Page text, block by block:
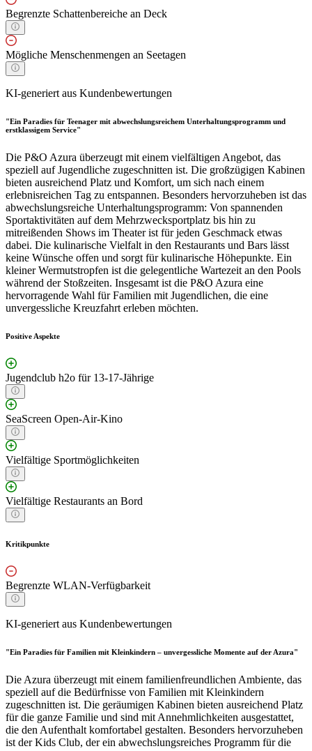
Begrenzte Schattenbereiche an Deck
Mögliche Menschenmengen an Seetagen
KI-generiert aus Kundenbewertungen
"Ein Paradies für Teenager mit abwechslungsreichem Unterhaltungsprogramm und
erstklassigem Service"
Die P&O Azura überzeugt mit einem vielfältigen Angebot, das
speziell auf Jugendliche zugeschnitten ist. Die großzügigen Kabinen
bieten ausreichend Platz und Komfort, um sich nach einem
erlebnisreichen Tag zu entspannen. Besonders hervorzuheben ist das
abwechslungsreiche Unterhaltungsprogramm: Von spannenden
Sportaktivitäten auf dem Mehrzwecksportplatz bis hin zu
mitreißenden Shows im Theater ist für jeden Geschmack etwas
dabei. Die kulinarische Vielfalt in den Restaurants und Bars lässt
keine Wünsche offen und sorgt für kulinarische Höhepunkte. Ein
kleiner Wermutstropfen ist die gelegentliche Wartezeit an den Pools
während der Stoßzeiten. Insgesamt ist die P&O Azura eine
hervorragende Wahl für Familien mit Jugendlichen, die eine
unvergessliche Kreuzfahrt erleben möchten.
Positive Aspekte
Jugendclub h2o für 13-17-Jährige
SeaScreen Open-Air-Kino
Vielfältige Sportmöglichkeiten
Vielfältige Restaurants an Bord
Kritikpunkte
Begrenzte WLAN-Verfügbarkeit
KI-generiert aus Kundenbewertungen
"Ein Paradies für Familien mit Kleinkindern – unvergessliche Momente auf der Azura"
Die Azura überzeugt mit einem familienfreundlichen Ambiente, das
speziell auf die Bedürfnisse von Familien mit Kleinkindern
zugeschnitten ist. Die geräumigen Kabinen bieten ausreichend Platz
für die ganze Familie und sind mit Annehmlichkeiten ausgestattet,
die den Aufenthalt komfortabel gestalten. Besonders hervorzuheben
ist der Kids Club, der ein abwechslungsreiches Programm für die